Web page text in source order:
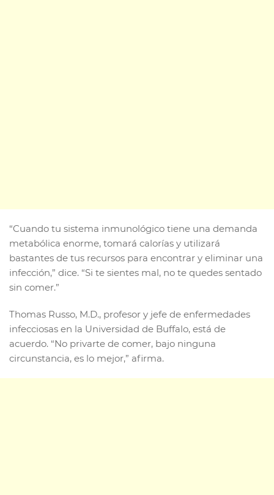
“Cuando tu sistema inmunológico tiene una demanda
metabólica enorme, tomará calorías y utilizará
bastantes de tus recursos para encontrar y eliminar una
infección,” dice. “Si te sientes mal, no te quedes sentado
sin comer.”
Thomas Russo, M.D., profesor y jefe de enfermedades
infecciosas en la Universidad de Buffalo, está de
acuerdo. “No privarte de comer, bajo ninguna
circunstancia, es lo mejor,” afirma.